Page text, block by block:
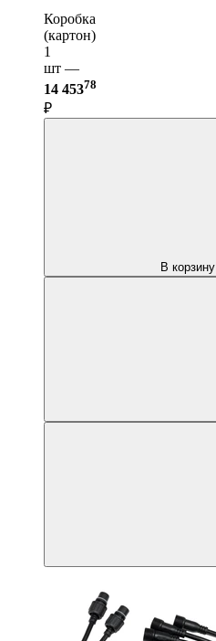
Коробка
(картон)
1
шт —
14 45378
₽
В корзину